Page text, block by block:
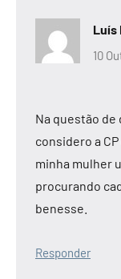
Luís
10
Na questão
considero a
minha mulher
procurando
benesse.
Responder